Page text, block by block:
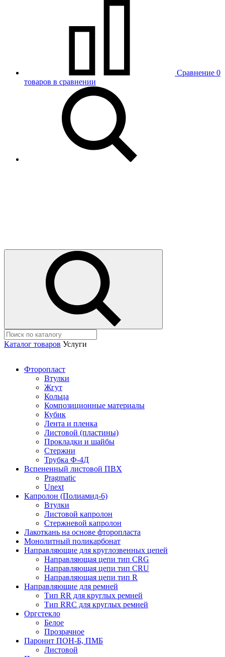
Сравнение 0
товаров в сравнении
Каталог товаров Услуги
Фторопласт
Втулки
Жгут
Кольца
Композиционные материалы
Кубик
Лента и пленка
Листовой (пластины)
Прокладки и шайбы
Стержни
Трубка Ф-4Д
Вспененный листовой ПВХ
Pragmatic
Unext
Капролон (Полиамид-6)
Втулки
Листовой капролон
Стержневой капролон
Лакоткань на основе фторопласта
Монолитный поликарбонат
Направляющие для круглозвенных цепей
Направляющая цепи тип CRG
Направляющая цепи тип CRU
Направляющая цепи тип R
Направляющие для ремней
Тип RR для круглых ремней
Тип RRС для круглых ремней
Оргстекло
Белое
Прозрачное
Паронит ПОН-Б, ПМБ
Листовой